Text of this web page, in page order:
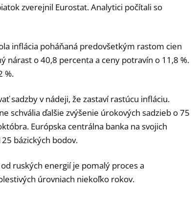
zverejnil Eurostat. Analytici počítali so
inflácia poháňaná predovšetkým rastom cien
nárast o 40,8 percenta a ceny potravín o 11,8 %.
%.
sadzby v nádeji, že zastaví rastúcu infláciu.
schvália ďalšie zvýšenie úrokových sadzieb o 75
Európska centrálna banka na svojich
bázických bodov.
ruských energií je pomalý proces a
úrovniach niekoľko rokov.